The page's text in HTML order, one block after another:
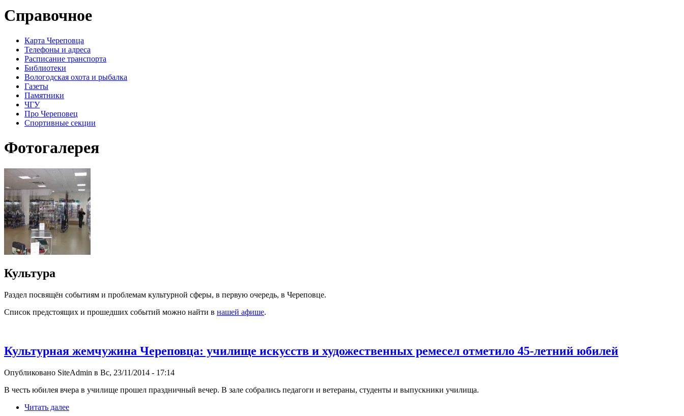
Справочное
Карта Череповца
Телефоны и адреса
Расписание транспорта
Библиотеки
Вологодская охота и рыбалка
Газеты
Памятники
ЧГУ
Про Череповец
Спортивные секции
Фотогалерея
Культура
Раздел посвящён событиям и проблемам культурной сферы, в первую очередь, в Череповце.
Список предстоящих и прошедших событий можно найти в нашей афише.
Культурная жемчужина Череповца: училище искусств и художественных ремесел отметило 45-летний юбилей
Опубликовано SiteAdmin в Вс, 23/11/2014 - 17:14
В честь юбилея вчера в училище прошел праздничный вечер. В зале собрались педагоги и ветераны, студенты и выпускники училища.
Читать далее